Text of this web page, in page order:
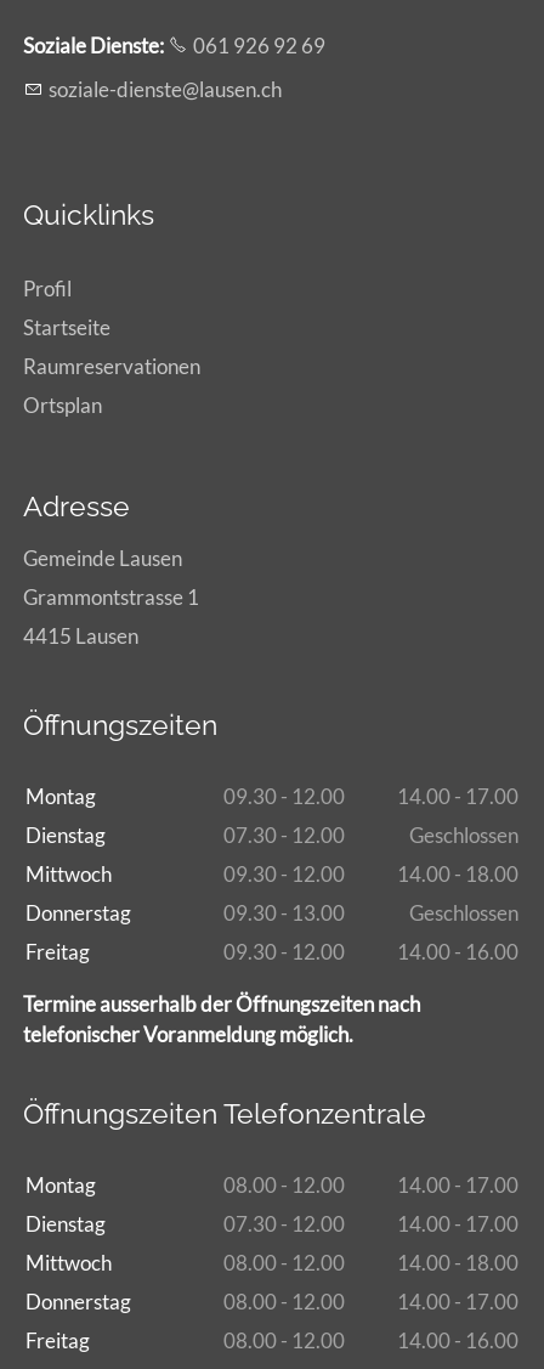
Soziale Dienste:
061 926 92 69
s z l -d nst l s nch
Quicklinks
Profil
Startseite
Raumreservationen
Ortsplan
Adresse
Gemeinde Lausen
Grammontstrasse 1
4415 Lausen
Öffnungszeiten
Montag 09.30 - 12.00
14.00 - 17.00
Dienstag
07.30 - 12.00
Geschlossen
Mittwoch
09.30 - 12.00
14.00 - 18.00
Donnerstag
09.30 - 13.00
Geschlossen
Freitag
09.30 - 12.00 14.00 - 16.00
Termine ausserhalb der Öffnungszeiten nach
telefonischer Voranmeldung möglich.
Öffnungszeiten Telefonzentrale
Montag 08.00 - 12.00
14.00 - 17.00
Dienstag
07.30 - 12.00
14.00 - 17.00
Mittwoch
08.00 - 12.00
14.00 - 18.00
Donnerstag
08.00 - 12.00
14.00 - 17.00
Freitag
08.00 - 12.00 14.00 - 16.00